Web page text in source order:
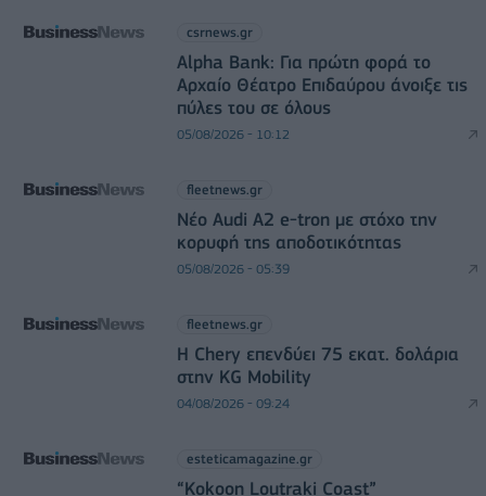
csrnews.gr
Alpha Bank: Για πρώτη φορά το
Αρχαίο Θέατρο Επιδαύρου άνοιξε τις
πύλες του σε όλους
05/08/2026 - 10:12
fleetnews.gr
Νέο Audi A2 e-tron με στόχο την
κορυφή της αποδοτικότητας
05/08/2026 - 05:39
fleetnews.gr
Η Chery επενδύει 75 εκατ. δολάρια
στην KG Mobility
04/08/2026 - 09:24
esteticamagazine.gr
“Kokoon Loutraki Coast”